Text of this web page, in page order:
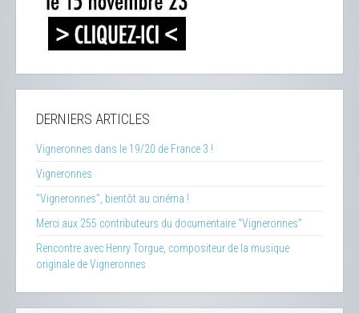
DERNIERS ARTICLES
Vigneronnes dans le 19/20 de France 3 !
Vigneronnes
"Vigneronnes", bientôt au cinéma !
Merci aux 255 contributeurs du documentaire "Vigneronnes"
Rencontre avec Henry Torgue, compositeur de la musique
originale de Vigneronnes